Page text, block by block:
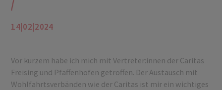
14|02|2024
Vor kurzem habe ich mich mit Vertreter:innen der Caritas
Freising und Pfaffenhofen getroffen. Der Austausch mit
Wohlfahrtsverbänden wie der Caritas ist mir ein wichtiges